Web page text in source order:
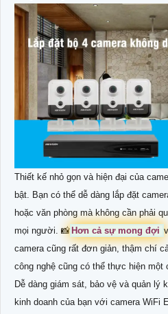
Thiết kế nhỏ gọn và hiện đại của
bật. Bạn có thể dễ dàng lắp đặt
hoặc văn phòng mà không cần phải
mọi người. 📸 Hơn cả sự mong đợi
camera cũng rất đơn giản, thậm chí
công nghệ cũng có thể thực hiện một
Dễ dàng giám sát, bảo vệ và quản lý
kinh doanh của bạn với camera WiFi